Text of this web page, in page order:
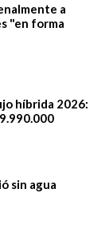
a
"en forma
híbrida 2026:
sin agua